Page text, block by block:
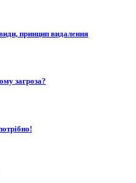
принцип видалення
загроза?